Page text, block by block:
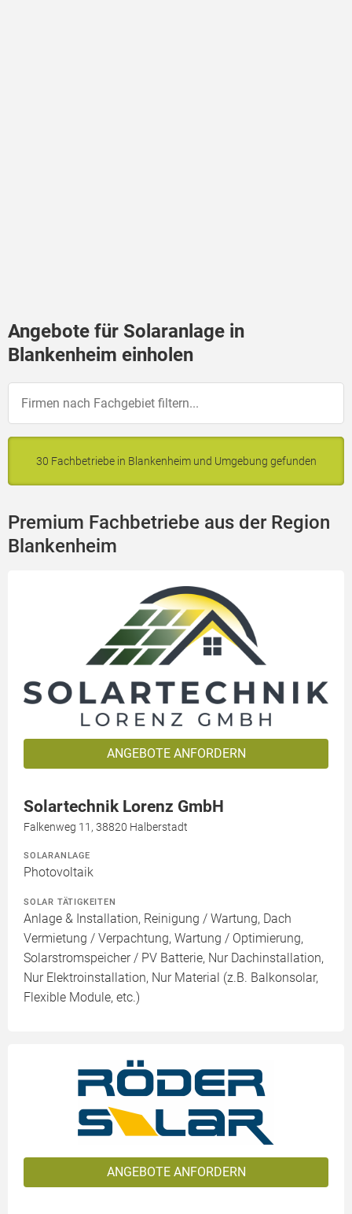
Angebote für Solaranlage in
Blankenheim einholen
30 Fachbetriebe in Blankenheim und Umgebung gefunden
Premium Fachbetriebe aus der Region
Blankenheim
ANGEBOTE ANFORDERN
Solartechnik Lorenz GmbH
Falkenweg 11, 38820 Halberstadt
SOLARANLAGE
Photovoltaik
SOLAR TÄTIGKEITEN
Anlage & Installation, Reinigung / Wartung, Dach
Vermietung / Verpachtung, Wartung / Optimierung,
Solarstromspeicher / PV Batterie, Nur Dachinstallation,
Nur Elektroinstallation, Nur Material (z.B. Balkonsolar,
Flexible Module, etc.)
ANGEBOTE ANFORDERN